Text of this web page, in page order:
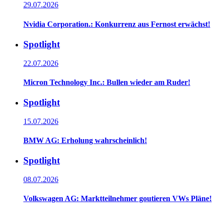
29.07.2026
Nvidia Corporation.: Konkurrenz aus Fernost erwächst!
Spotlight
22.07.2026
Micron Technology Inc.: Bullen wieder am Ruder!
Spotlight
15.07.2026
BMW AG: Erholung wahrscheinlich!
Spotlight
08.07.2026
Volkswagen AG: Marktteilnehmer goutieren VWs Pläne!